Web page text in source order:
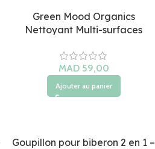
Green Mood Organics
Nettoyant Multi-surfaces
MAD
Ajouter au panier
Goupillon pour biberon 2 en 1 –